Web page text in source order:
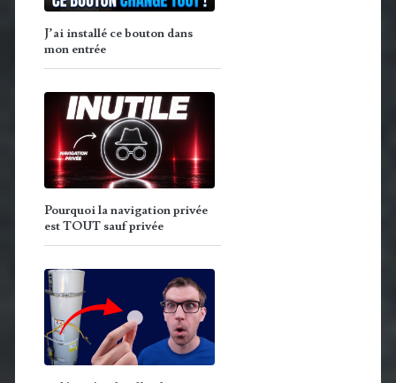
J’ai installé ce bouton dans
mon entrée
Pourquoi la navigation privée
est TOUT sauf privée